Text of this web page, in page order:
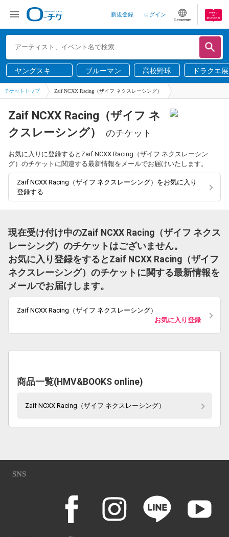
新規登録 ログイン
Language
ヤングスキニ
ー
ブルーマン 高校野球 ドラクエ展
チケットトップ Zaif NCXX Racing（ザイフ ネクスレーシング）
Zaif NCXX Racing（ザイフ ネ
クスレーシング）
のチケット
お気に入りに登録するとZaif NCXX Racing（ザイフ ネクスレーシン
グ）のチケットに関連する最新情報をメールでお届けいたします。
Zaif NCXX Racing（ザイフ ネクスレーシング）をお気に入り
登録する
現在受け付け中のZaif NCXX Racing（ザイフ ネクス
レーシング）のチケットはございません。
お気に入り登録をするとZaif NCXX Racing（ザイフ
ネクスレーシング）のチケットに関する最新情報を
メールでお届けします。
Zaif NCXX Racing（ザイフ ネクスレーシング）
お気に入り登録
商品一覧(HMV&BOOKS online)
Zaif NCXX Racing（ザイフ ネクスレーシング）
SNS